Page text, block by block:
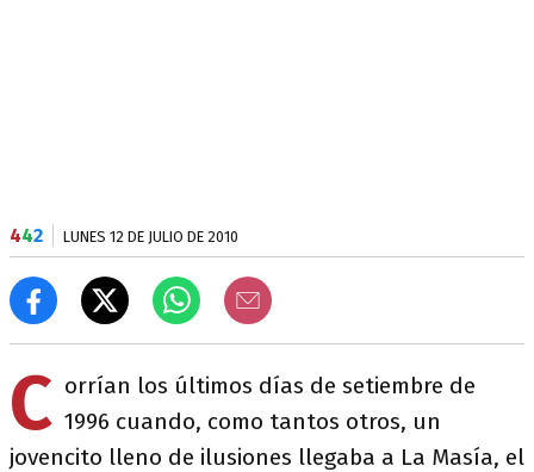
442 LUNES 12 DE JULIO DE 2010
C orrían los últimos días de setiembre de
1996 cuando, como tantos otros, un
jovencito lleno de ilusiones llegaba a La Masía, el